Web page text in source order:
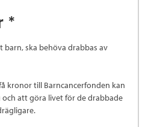
*
barn, ska behöva drabbas av
kronor till Barncancerfonden kan
att göra livet för de drabbade